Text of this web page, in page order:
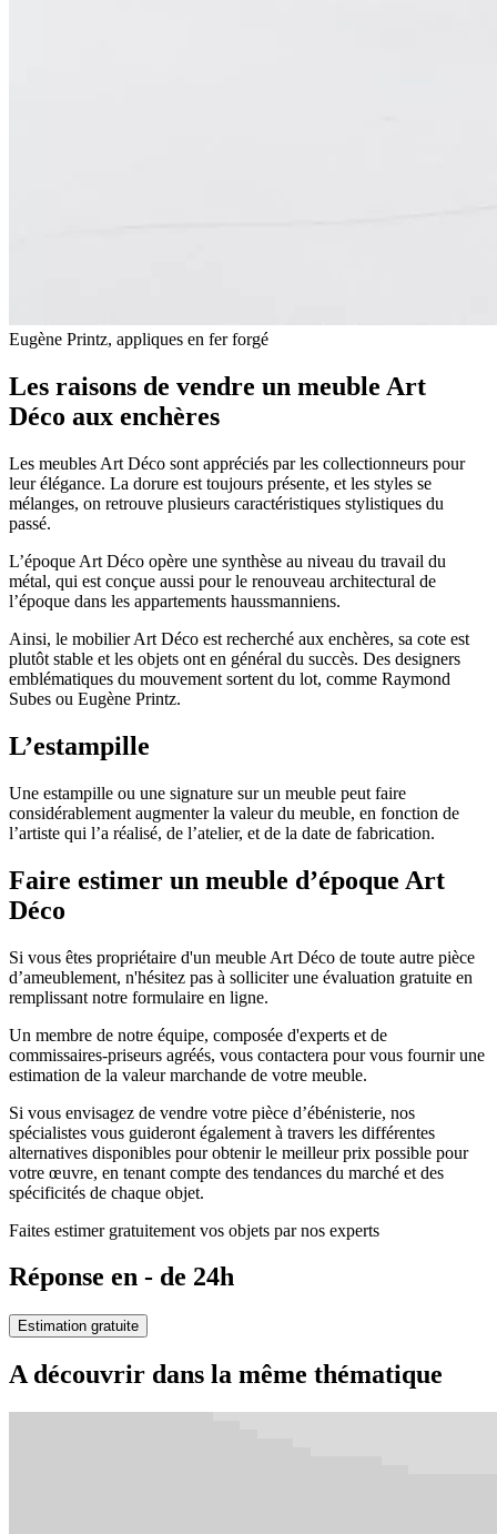
Eugène Printz, appliques en fer forgé
Les raisons de vendre un meuble Art
Déco aux enchères
Les meubles Art Déco sont appréciés par les collectionneurs pour
leur élégance. La dorure est toujours présente, et les styles se
mélanges, on retrouve plusieurs caractéristiques stylistiques du
passé.
L’époque Art Déco opère une synthèse au niveau du travail du
métal, qui est conçue aussi pour le renouveau architectural de
l’époque dans les appartements haussmanniens.
Ainsi, le mobilier Art Déco est recherché aux enchères, sa cote est
plutôt stable et les objets ont en général du succès. Des designers
emblématiques du mouvement sortent du lot, comme Raymond
Subes ou Eugène Printz.
L’estampille
Une estampille ou une signature sur un meuble peut faire
considérablement augmenter la valeur du meuble, en fonction de
l’artiste qui l’a réalisé, de l’atelier, et de la date de fabrication.
Faire estimer un meuble d’époque Art
Déco
Si vous êtes propriétaire d'un meuble Art Déco de toute autre pièce
d’ameublement, n'hésitez pas à solliciter une évaluation gratuite en
remplissant notre formulaire en ligne.
Un membre de notre équipe, composée d'experts et de
commissaires-priseurs agréés, vous contactera pour vous fournir une
estimation de la valeur marchande de votre meuble.
Si vous envisagez de vendre votre pièce d’ébénisterie, nos
spécialistes vous guideront également à travers les différentes
alternatives disponibles pour obtenir le meilleur prix possible pour
votre œuvre, en tenant compte des tendances du marché et des
spécificités de chaque objet.
Faites estimer gratuitement vos objets par nos experts
Réponse en - de 24h
Estimation gratuite
A découvrir dans la même thématique